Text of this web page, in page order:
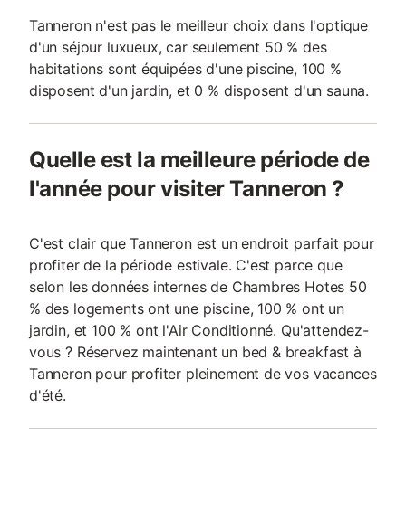
Tanneron n'est pas le meilleur choix dans l'optique
d'un séjour luxueux, car seulement 50 % des
habitations sont équipées d'une piscine, 100 %
disposent d'un jardin, et 0 % disposent d'un sauna.
Quelle est la meilleure période de
l'année pour visiter Tanneron ?
C'est clair que Tanneron est un endroit parfait pour
profiter de la période estivale. C'est parce que
selon les données internes de Chambres Hotes 50
% des logements ont une piscine, 100 % ont un
jardin, et 100 % ont l'Air Conditionné. Qu'attendez-
vous ? Réservez maintenant un bed & breakfast à
Tanneron pour profiter pleinement de vos vacances
d'été.